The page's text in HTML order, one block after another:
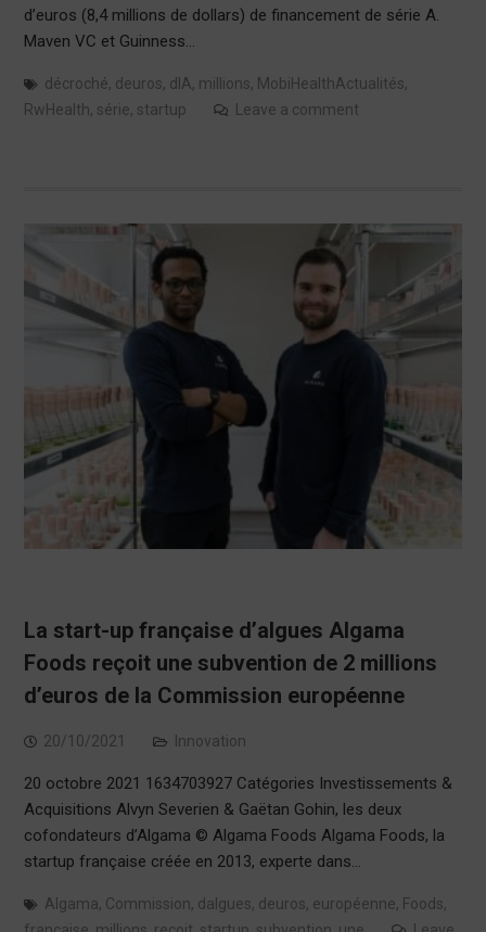
d’euros (8,4 millions de dollars) de financement de série A.
Maven VC et Guinness…
décroché, deuros, dIA, millions, MobiHealthActualités,
RwHealth, série, startup Leave a comment
La start-up française d’algues Algama
Foods reçoit une subvention de 2 millions
d’euros de la Commission européenne
20/10/2021 Innovation
20 octobre 2021 1634703927 Catégories Investissements &
Acquisitions Alvyn Severien & Gaëtan Gohin, les deux
cofondateurs d’Algama © Algama Foods Algama Foods, la
startup française créée en 2013, experte dans…
Algama, Commission, dalgues, deuros, européenne, Foods,